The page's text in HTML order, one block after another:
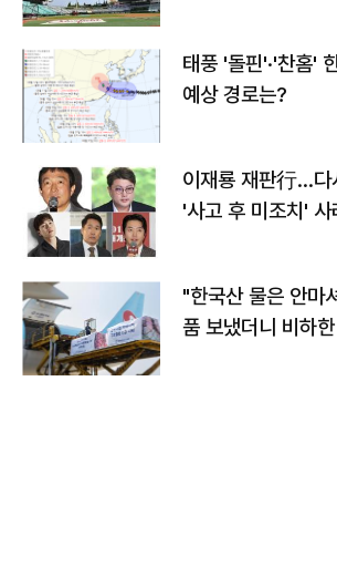
태풍 '돌핀'·'찬홈'
예상 경로는?
이재룡 재판行…다
'사고 후 미조치' 사
"한국산 물은 안마
품 보냈더니 비하